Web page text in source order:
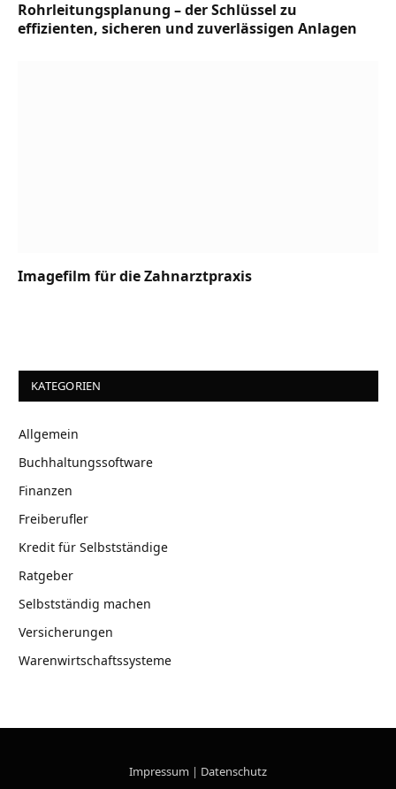
Rohrleitungsplanung – der Schlüssel zu
effizienten, sicheren und zuverlässigen Anlagen
Imagefilm für die Zahnarztpraxis
KATEGORIEN
Allgemein
Buchhaltungssoftware
Finanzen
Freiberufler
Kredit für Selbstständige
Ratgeber
Selbstständig machen
Versicherungen
Warenwirtschaftssysteme
Impressum | Datenschutz